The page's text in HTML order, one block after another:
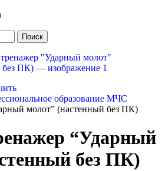
Поиск
образование МЧС
молот” (настенный без ПК)
“Ударный
без ПК)